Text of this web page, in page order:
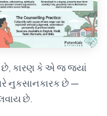
છે, કારણ કે એ જ જ્યાં
નુકસાનકારક છે —
છે.